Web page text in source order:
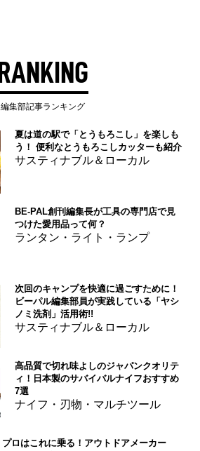
RANKING
編集部記事ランキング
夏は道の駅で「とうもろこし」を楽しも
う！ 便利なとうもろこしカッターも紹介
サスティナブル＆ローカル
BE-PAL創刊編集長が工具の専門店で見
つけた愛用品って何？
ランタン・ライト・ランプ
次回のキャンプを快適に過ごすために！
ビーパル編集部員が実践している「ヤシ
ノミ洗剤」活用術!!
サスティナブル＆ローカル
高品質で切れ味よしのジャパンクオリテ
ィ！日本製のサバイバルナイフおすすめ
7選
ナイフ・刃物・マルチツール
プロはこれに乗る！アウトドアメーカー